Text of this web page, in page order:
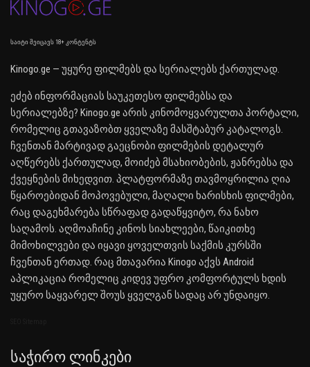
საიტი შეიცავს 18+ კონტენტს
Kinogo.ge — უყურე ფილმებს და სერიალებს ქართულად.
ეძებ ინფორმაციას საუკეთესო ფილმებსა და
სერიალებზე? Kinogo.ge არის კინომოყვარულთა პორტალი,
რომელიც გთავაზობთ ყველაზე მასშტაბურ კატალოგს.
ჩვენთან მარტივად გაეცნობი ფილმების დეტალურ
აღწერებს ქართულად, მოიძებ მსახიობების, ჟანრებსა და
ქვეყნების მიხედვით. პლატფორმაზე თავმოყრილია ღია
წყაროებიდან მოპოვებული, მაღალი ხარისხის ფილმები,
რაც დაგეხმარება სწრაფად გადაწყვიტო, რა ნახო
საღამოს. აღმოაჩინე კინოს სიახლეები, წაიკითხე
მიმოხილვები და იყავი ყოველთვის საქმის კურსში
ჩვენთან ერთად. რაც მთავარია Kinogo აქვს Android
აპლიკაცია რომელიც კიდევ უფრო კომფორტულს ხდის
უყურო საყვარელ შოუს ყველგან სადაც არ უნდაიყო.
Საჭირო Ლინკები